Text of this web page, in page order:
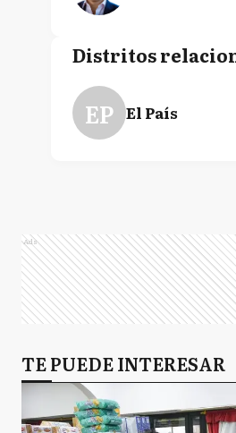
Distritos
EP El País
Ads
TE PUEDE INTERESAR